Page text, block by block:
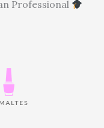
Professional